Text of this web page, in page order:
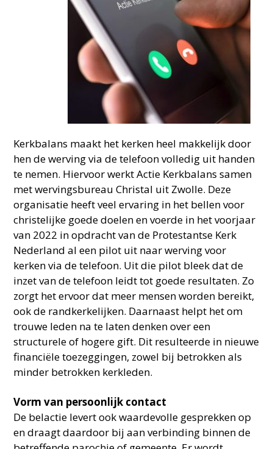
Kerkbalans maakt het kerken heel makkelijk door
hen de werving via de telefoon volledig uit handen
te nemen. Hiervoor werkt Actie Kerkbalans samen
met wervingsbureau Christal uit Zwolle. Deze
organisatie heeft veel ervaring in het bellen voor
christelijke goede doelen en voerde in het voorjaar
van 2022 in opdracht van de Protestantse Kerk
Nederland al een pilot uit naar werving voor
kerken via de telefoon. Uit die pilot bleek dat de
inzet van de telefoon leidt tot goede resultaten. Zo
zorgt het ervoor dat meer mensen worden bereikt,
ook de randkerkelijken. Daarnaast helpt het om
trouwe leden na te laten denken over een
structurele of hogere gift. Dit resulteerde in nieuwe
financiële toezeggingen, zowel bij betrokken als
minder betrokken kerkleden.
Vorm van persoonlijk contact
De belactie levert ook waardevolle gesprekken op
en draagt daardoor bij aan verbinding binnen de